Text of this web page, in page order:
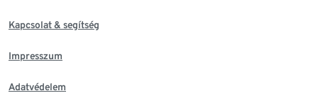
Kapcsolat & segítség
Impresszum
Adatvédelem